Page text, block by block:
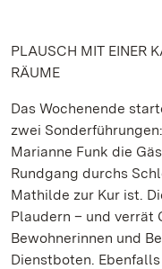
PLAUSCH MIT EINER
RÄUME
Das Wochenende
zwei
Marianne Funk die
Rundgang durchs
Mathilde zur Kur ist.
Plaudern – und verrät
Bewohnerinnen und
Dienstboten.